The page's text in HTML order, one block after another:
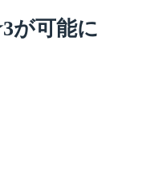
が可能に